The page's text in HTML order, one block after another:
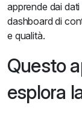
apprende dai
dashboard di
e qualità.
Questo
esplora